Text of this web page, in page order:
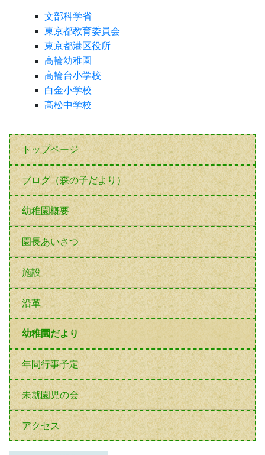
文部科学省
東京都教育委員会
東京都港区役所
高輪幼稚園
高輪台小学校
白金小学校
高松中学校
トップページ
ブログ（森の子だより）
幼稚園概要
園長あいさつ
施設
沿革
幼稚園だより
年間行事予定
未就園児の会
アクセス